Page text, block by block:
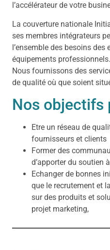
l’accélérateur de votre
La couverture nationale
ses membres intégrateurs
l’ensemble des besoins des
équipements professionnels.
Nous fournissons des
de qualité où que soient
Nos objectifs
Etre un réseau de
fournisseurs et clients
Former des
d’apporter du soutien
Echanger de bonnes
que le recrutement et
sur des produits et
projet marketing,